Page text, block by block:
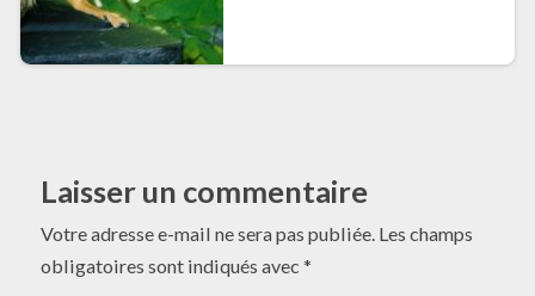
Laisser un commentaire
Votre adresse e-mail ne sera pas publiée. Les champs
obligatoires sont indiqués avec *